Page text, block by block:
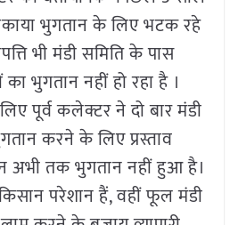
भुगतान के लिए भटक रहे
भी मंडी समिति के पास
भुगतान नहीं हो रहा है ।
पूर्व कलेक्टर ने दो बार मंडी
करने के लिए प्रस्ताव
अभी तक भुगतान नहीं हुआ है।
परेशान हैं, वहीं फूल मंडी